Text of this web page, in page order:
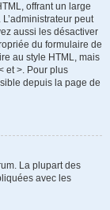
offrant un large
peut
aussi les désactiver
du formulaire de
au style HTML, mais
et >. Pour plus
depuis la page de
La plupart des
avec les